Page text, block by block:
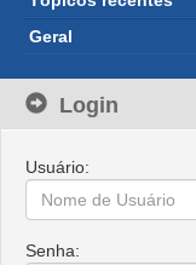
Geral
Login
Usuário:
Senha: